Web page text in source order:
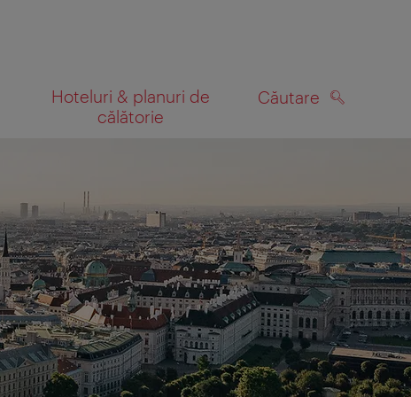
Hoteluri & planuri de
călătorie
Căutare